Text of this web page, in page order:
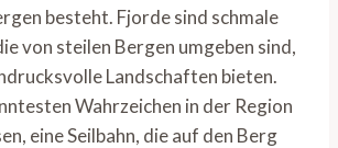
besteht. Fjorde sind schmale
von steilen Bergen umgeben sind,
Landschaften bieten.
Wahrzeichen in der Region
eine Seilbahn, die auf den Berg